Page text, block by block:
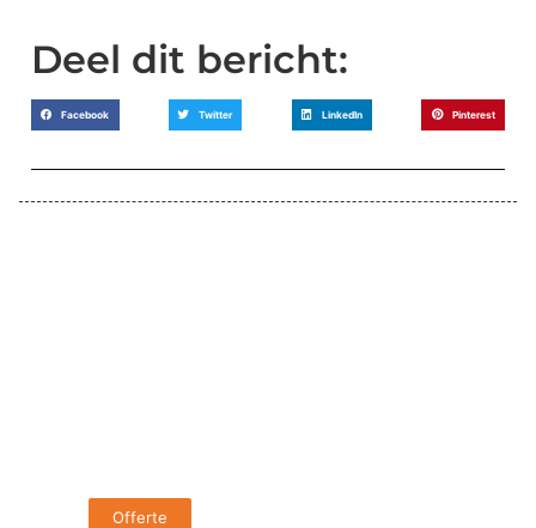
Deel dit bericht:
Facebook Twitter LinkedIn Pinterest
Offerte